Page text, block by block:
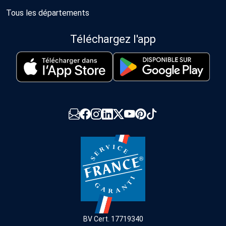
Tous les départements
Téléchargez l'app
BV Cert. 17719340